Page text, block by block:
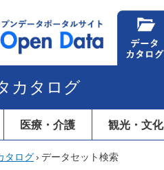
カタログ
医療・介護 観光・文化
タログ› データセット検索